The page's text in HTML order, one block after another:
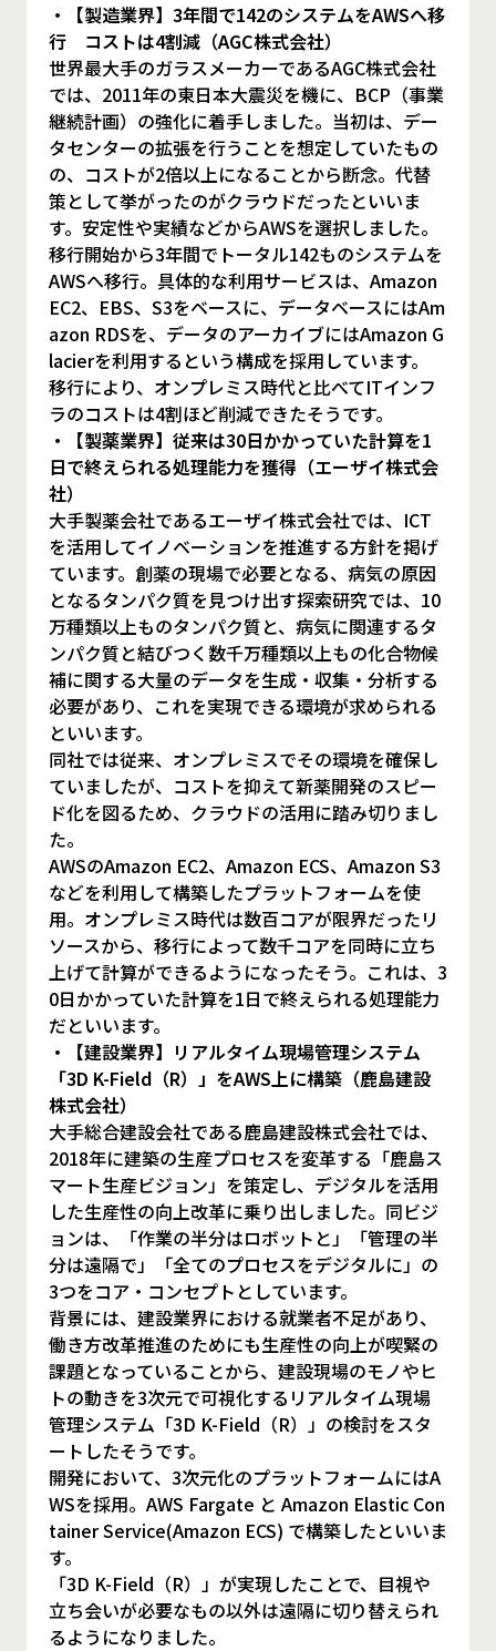
・【製造業界】3年間で142のシステムをAWSへ移
行 コストは4割減（AGC株式会社）
世界最大手のガラスメーカーであるAGC株式会社
では、2011年の東日本大震災を機に、BCP（事業
継続計画）の強化に着手しました。当初は、デー
タセンターの拡張を行うことを想定していたもの
の、コストが2倍以上になることから断念。代替
策として挙がったのがクラウドだったといいま
す。安定性や実績などからAWSを選択しました。
移行開始から3年間でトータル142ものシステムを
AWSへ移行。具体的な利用サービスは、Amazon
EC2、EBS、S3をベースに、データベースにはAm
azon RDSを、データのアーカイブにはAmazon G
lacierを利用するという構成を採用しています。
移行により、オンプレミス時代と比べてITインフ
ラのコストは4割ほど削減できたそうです。
・【製薬業界】従来は30日かかっていた計算を1
日で終えられる処理能力を獲得（エーザイ株式会
社）
大手製薬会社であるエーザイ株式会社では、ICT
を活用してイノベーションを推進する方針を掲げ
ています。創薬の現場で必要となる、病気の原因
となるタンパク質を見つけ出す探索研究では、10
万種類以上ものタンパク質と、病気に関連するタ
ンパク質と結びつく数千万種類以上もの化合物候
補に関する大量のデータを生成・収集・分析する
必要があり、これを実現できる環境が求められる
といいます。
同社では従来、オンプレミスでその環境を確保し
ていましたが、コストを抑えて新薬開発のスピー
ド化を図るため、クラウドの活用に踏み切りまし
た。
AWSのAmazon EC2、Amazon ECS、Amazon S3
などを利用して構築したプラットフォームを使
用。オンプレミス時代は数百コアが限界だったリ
ソースから、移行によって数千コアを同時に立ち
上げて計算ができるようになったそう。これは、3
0日かかっていた計算を1日で終えられる処理能力
だといいます。
・【建設業界】リアルタイム現場管理システム
「3D K-Field（R）」をAWS上に構築（鹿島建設
株式会社）
大手総合建設会社である鹿島建設株式会社では、
2018年に建築の生産プロセスを変革する「鹿島ス
マート生産ビジョン」を策定し、デジタルを活用
した生産性の向上改革に乗り出しました。同ビジ
ョンは、「作業の半分はロボットと」「管理の半
分は遠隔で」「全てのプロセスをデジタルに」の
3つをコア・コンセプトとしています。
背景には、建設業界における就業者不足があり、
働き方改革推進のためにも生産性の向上が喫緊の
課題となっていることから、建設現場のモノやヒ
トの動きを3次元で可視化するリアルタイム現場
管理システム「3D K-Field（R）」の検討をスタ
ートしたそうです。
開発において、3次元化のプラットフォームにはA
WSを採用。AWS Fargate と Amazon Elastic Con
tainer Service(Amazon ECS) で構築したといいま
す。
「3D K-Field（R）」が実現したことで、目視や
立ち会いが必要なもの以外は遠隔に切り替えられ
るようになりました。